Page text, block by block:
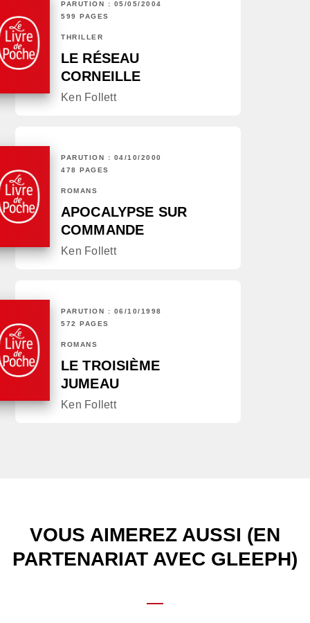
PARUTION : 05/05/2004
599 PAGES
THRILLER
LE RÉSEAU
CORNEILLE
Ken Follett
PARUTION : 04/10/2000
478 PAGES
ROMANS
APOCALYPSE SUR
COMMANDE
Ken Follett
PARUTION : 06/10/1998
572 PAGES
ROMANS
LE TROISIÈME
JUMEAU
Ken Follett
VOUS AIMEREZ AUSSI (EN
PARTENARIAT AVEC GLEEPH)